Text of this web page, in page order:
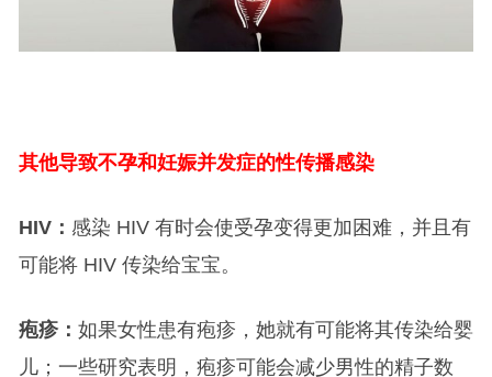
其他导致不孕和妊娠并发症的性传播感染
HIV： 感染 HIV 有时会使受孕变得更加困难，并且有
可能将 HIV 传染给宝宝。
疱疹： 如果女性患有疱疹，她就有可能将其传染给婴
儿；一些研究表明，疱疹可能会减少男性的精子数